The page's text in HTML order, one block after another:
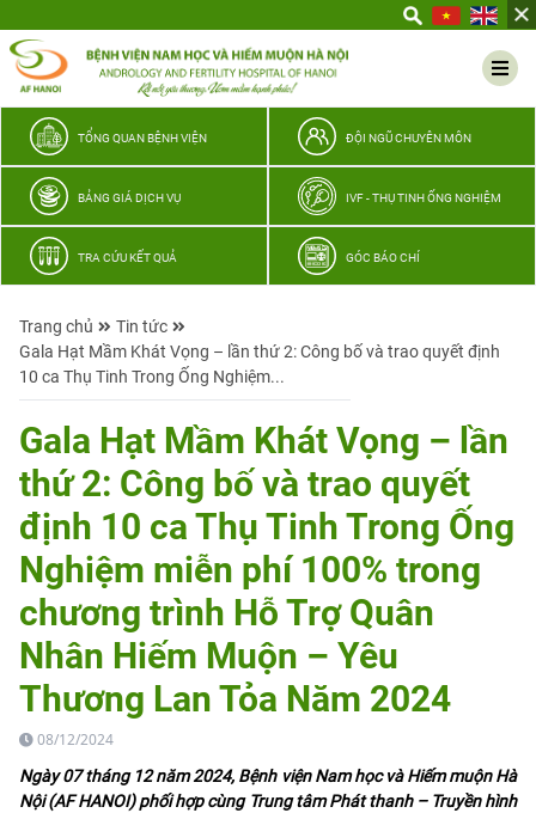
thương
TỔNG QUAN BỆNH VIỆN ĐỘI NGŨ CHUYÊN MÔN
BẢNG GIÁ DỊCH VỤ IVF - THỤ TINH ỐNG NGHIỆM
TRA CỨU KẾT QUẢ GÓC BÁO CHÍ
Trang chủ
Tin tức
Gala Hạt Mầm Khát Vọng – lần thứ 2: Công bố và trao quyết định
10 ca Thụ Tinh Trong Ống Nghiệm...
Gala Hạt Mầm Khát Vọng – lần
thứ 2: Công bố và trao quyết
định 10 ca Thụ Tinh Trong Ống
Nghiệm miễn phí 100% trong
chương trình Hỗ Trợ Quân
Nhân Hiếm Muộn – Yêu
Thương Lan Tỏa Năm 2024
08/12/2024
Ngày 07 tháng 12 năm 2024, Bệnh viện Nam học và Hiếm muộn Hà
Nội (AF HANOI) phối hợp cùng Trung tâm Phát thanh – Truyền hình